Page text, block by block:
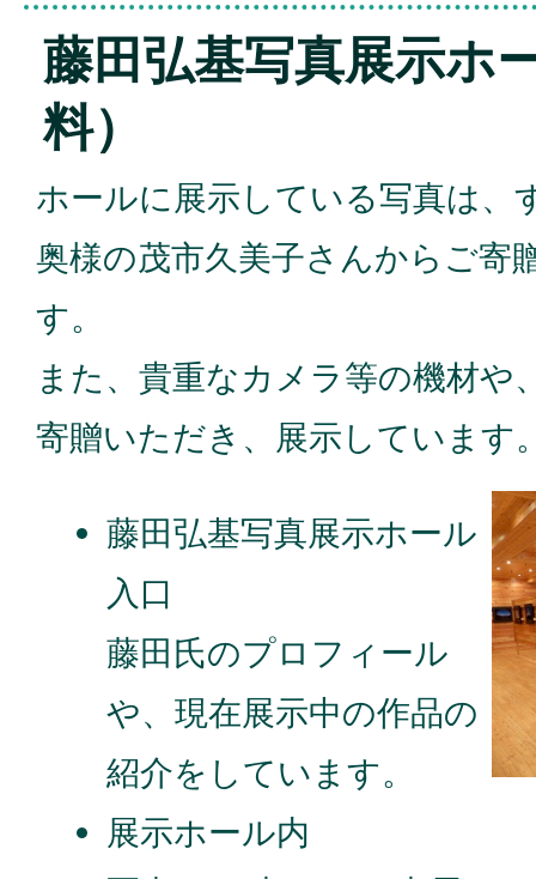
藤田弘基写真展示ホ
料）
ホールに展示している写真は、
奥様の茂市久美子さんからご寄
す。
また、貴重なカメラ等の機材や
寄贈いただき、展示しています
藤田弘基写真展示ホール
入口
藤田氏のプロフィール
や、現在展示中の作品の
紹介をしています。
展示ホール内